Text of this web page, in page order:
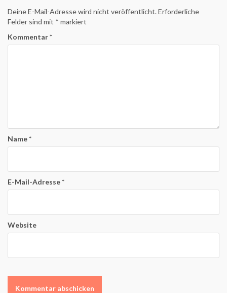
Deine E-Mail-Adresse wird nicht veröffentlicht.Erforderliche
Felder sind mit * markiert
Kommentar*
Name*
E-Mail-Adresse*
Website